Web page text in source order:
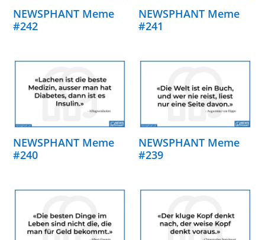
NEWSPHANT Meme
#242
NEWSPHANT Meme
#241
NEWSPHANT Meme
#240
NEWSPHANT Meme
#239